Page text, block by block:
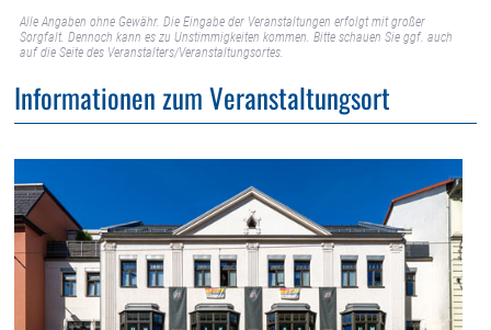
Alle Angaben ohne Gewähr. Die Eingabe der Veranstaltungen erfolgt mit großer
Sorgfalt. Dennoch kann es zu Unstimmigkeiten kommen. Bitte schauen Sie ggf. auch
auf die Seite des Veranstalters/Veranstaltungsortes.
Informationen zum Veranstaltungsort